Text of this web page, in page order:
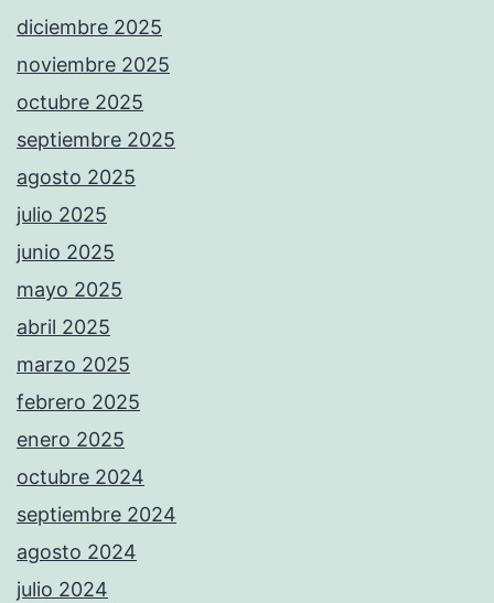
diciembre 2025
noviembre 2025
octubre 2025
septiembre 2025
agosto 2025
julio 2025
junio 2025
mayo 2025
abril 2025
marzo 2025
febrero 2025
enero 2025
octubre 2024
septiembre 2024
agosto 2024
julio 2024